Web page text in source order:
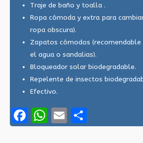
Traje de baño y toalla .
Ropa cómoda y extra para
ropa obscura).
Zapatos cómodos
el agua o sandalias).
Bloqueador solar biodegradable.
Repelente de insectos
Efectivo.
Facebook
WhatsApp
Email